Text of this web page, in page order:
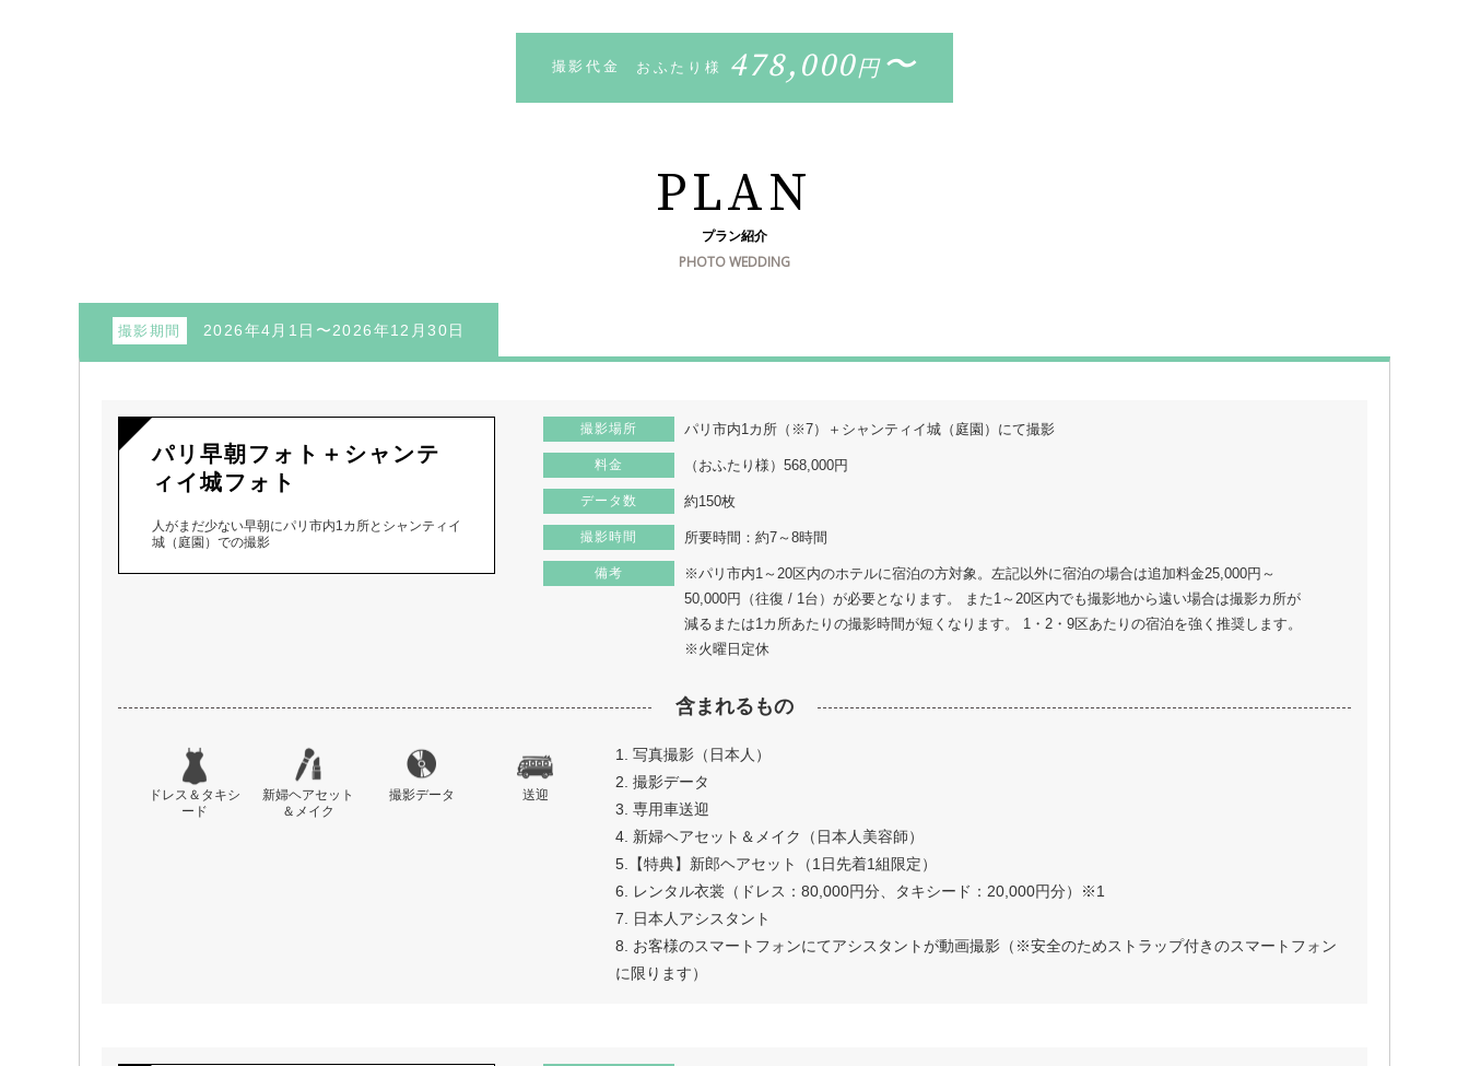
撮影代金 おふたり様 478,000円 〜
PLAN
プラン紹介
PHOTO WEDDING
撮影期間 2026年4月1日〜2026年12月30日
パリ早朝フォト＋シャンテ
ィイ城フォト
人がまだ少ない早朝にパリ市内1カ所とシャンティイ
城（庭園）での撮影
撮影場所 パリ市内1カ所（※7）＋シャンティイ城（庭園）にて撮影
料金 （おふたり様）568,000円
データ数 約150枚
撮影時間 所要時間：約7～8時間
備考
※パリ市内1～20区内のホテルに宿泊の方対象。左記以外に宿泊の場合は追加料金25,000円～
50,000円（往復 / 1台）が必要となります。 また1～20区内でも撮影地から遠い場合は撮影カ所が
減るまたは1カ所あたりの撮影時間が短くなります。 1・2・9区あたりの宿泊を強く推奨します。
※火曜日定休
含まれるもの
ドレス＆タキシ
ード
新婦ヘアセット
＆メイク
撮影データ 送迎
1. 写真撮影（日本人）
2. 撮影データ
3. 専用車送迎
4. 新婦ヘアセット＆メイク（日本人美容師）
5.【特典】新郎ヘアセット（1日先着1組限定）
6. レンタル衣裳（ドレス：80,000円分、タキシード：20,000円分）※1
7. 日本人アシスタント
8. お客様のスマートフォンにてアシスタントが動画撮影（※安全のためストラップ付きのスマートフォン
に限ります）